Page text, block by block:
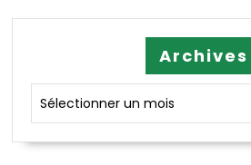
Archives